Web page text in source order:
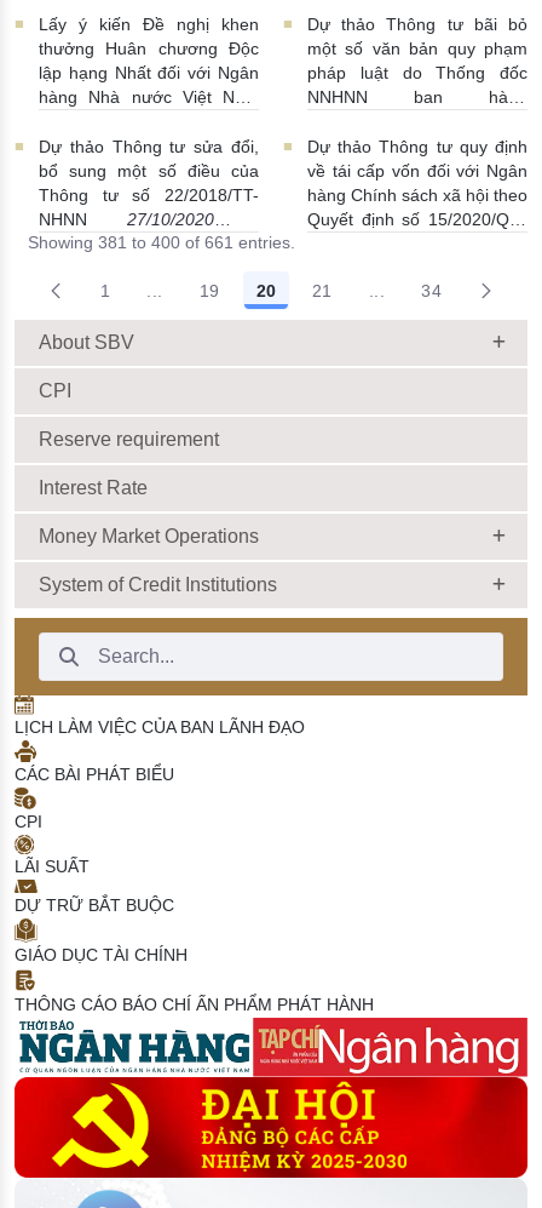
00:19:00
Việt Nam
14/12/2020 |
22:56:00
Lấy ý kiến Đề nghị khen
thưởng Huân chương Độc
lập hạng Nhất đối với Ngân
hàng Nhà nước Việt Nam
Dự thảo Thông tư bãi bỏ
một số văn bản quy phạm
pháp luật do Thống đốc
NNHNN ban hành
Dự thảo Thông tư sửa đổi,
bổ sung một số điều của
Thông tư số 22/2018/TT-
NHNN
27/10/2020 |
22:38:00
Dự thảo Thông tư quy định
về tái cấp vốn đối với Ngân
hàng Chính sách xã hội theo
Quyết định số 15/2020/QĐ-
Showing 381 to 400 of 661 entries.
1 Intermediate Pages Use TAB to navigate.
19 20 21 Intermediate Pages
34
About SBV
CPI
Reserve requirement
Interest Rate
Money Market Operations
System of Credit Institutions
Search Bar
LỊCH LÀM VIỆC CỦA BAN LÃNH ĐẠO
CÁC BÀI PHÁT BIỂU
CPI
LÃI SUẤT
DỰ TRỮ BẮT BUỘC
GIÁO DỤC TÀI CHÍNH
THÔNG CÁO BÁO CHÍ ẤN PHẨM PHÁT HÀNH